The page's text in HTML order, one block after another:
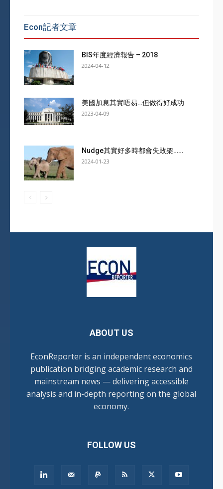
Econ記者文章
BIS年度經濟報告 – 2018
2024-04-12
美國加息其實唔易…但做得好成功
2023-04-09
Nudge其實好多時都會失敗架……
2024-01-23
ABOUT US
EconReporter is an independent economics
publication bridging academic research and
mainstream news — delivering accessible
analysis and in-depth reporting on the global
economy.
FOLLOW US